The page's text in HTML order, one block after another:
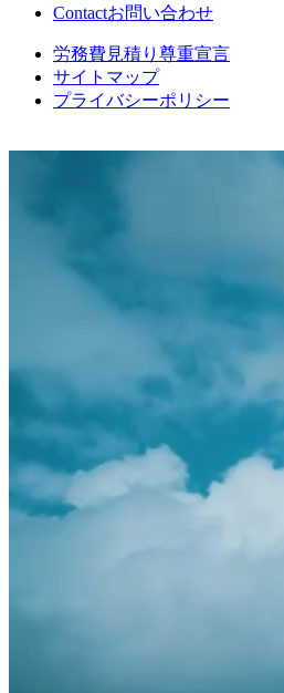
Contactお問い合わせ
労務費見積り尊重宣言
サイトマップ
プライバシーポリシー